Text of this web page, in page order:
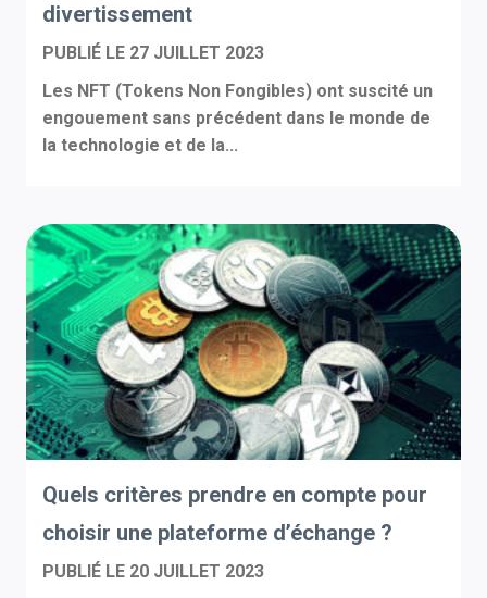
divertissement
PUBLIÉ LE 27 JUILLET 2023
Les NFT (Tokens Non Fongibles) ont suscité un
engouement sans précédent dans le monde de
la technologie et de la...
Quels critères prendre en compte pour
choisir une plateforme d’échange ?
PUBLIÉ LE 20 JUILLET 2023